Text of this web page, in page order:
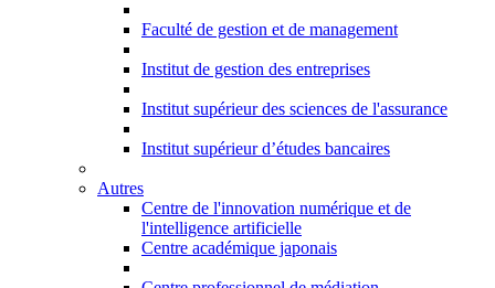
Faculté de gestion et de management
Institut de gestion des entreprises
Institut supérieur des sciences de l'assurance
Institut supérieur d’études bancaires
Autres
Centre de l'innovation numérique et de
l'intelligence artificielle
Centre académique japonais